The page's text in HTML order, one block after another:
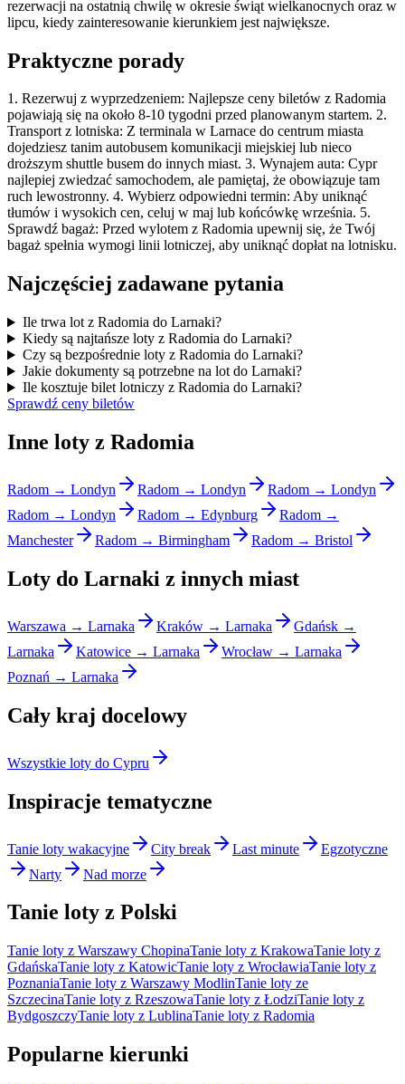
rezerwacji na ostatnią chwilę w okresie świąt wielkanocnych oraz w
lipcu, kiedy zainteresowanie kierunkiem jest największe.
Praktyczne porady
1. Rezerwuj z wyprzedzeniem: Najlepsze ceny biletów z Radomia
pojawiają się na około 8-10 tygodni przed planowanym startem. 2.
Transport z lotniska: Z terminala w Larnace do centrum miasta
dojedziesz tanim autobusem komunikacji miejskiej lub nieco
droższym shuttle busem do innych miast. 3. Wynajem auta: Cypr
najlepiej zwiedzać samochodem, ale pamiętaj, że obowiązuje tam
ruch lewostronny. 4. Wybierz odpowiedni termin: Aby uniknąć
tłumów i wysokich cen, celuj w maj lub końcówkę września. 5.
Sprawdź bagaż: Przed wylotem z Radomia upewnij się, że Twój
bagaż spełnia wymogi linii lotniczej, aby uniknąć dopłat na lotnisku.
Najczęściej zadawane pytania
Ile trwa lot z Radomia do Larnaki?
Kiedy są najtańsze loty z Radomia do Larnaki?
Czy są bezpośrednie loty z Radomia do Larnaki?
Jakie dokumenty są potrzebne na lot do Larnaki?
Ile kosztuje bilet lotniczy z Radomia do Larnaki?
Sprawdź ceny biletów
Inne loty z Radomia
Radom → Londyn Radom → Londyn
Radom → Londyn
Radom → Londyn
Radom → Edynburg
Radom →
Manchester
Radom → Birmingham Radom → Bristol
Loty do Larnaki z innych miast
Warszawa → Larnaka Kraków → Larnaka
Gdańsk →
Larnaka
Katowice → Larnaka
Wrocław → Larnaka
Poznań → Larnaka
Cały kraj docelowy
Wszystkie loty do Cypru
Inspiracje tematyczne
Tanie loty wakacyjne City break Last minute
Egzotyczne
Narty
Nad morze
Tanie loty z Polski
Tanie loty z Warszawy ChopinaTanie loty z KrakowaTanie loty z
GdańskaTanie loty z KatowicTanie loty z WrocławiaTanie loty z
PoznaniaTanie loty z Warszawy ModlinTanie loty ze
SzczecinaTanie loty z RzeszowaTanie loty z ŁodziTanie loty z
BydgoszczyTanie loty z LublinaTanie loty z Radomia
Popularne kierunki